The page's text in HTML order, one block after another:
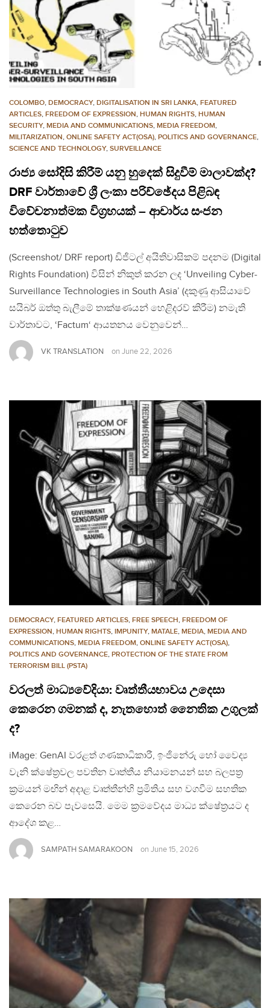
COLOMBO, DEMOCRACY, DIGITALISATION IN SRI LANKA, FEATURED
ARTICLES, FREEDOM OF EXPRESSION, HUMAN RIGHTS, HUMAN
SECURITY, MEDIA AND COMMUNICATIONS, MEDIA FREEDOM,
MILITARIZATION, ONLINE SAFETY ACT(OSA), POLITICS AND GOVERNANCE,
SCIENCE AND TECHNOLOGY, SURVEILLANCE
රාජ්‍ය සෝදිසි කිරීම් යනු හුදෙක් සිදුවීම් මාලාවක්ද?
DRF වාර්තාවේ ශ්‍රී ලංකා පරිච්ඡේදය පිළිබඳ
විවේචනාත්මක විග්‍රහයක් – ආචාර්ය සංජන
හත්තොටුව
(Screenshot/ DRF report) ඩිජිටල් අයිතිවාසිකම් පදනම (Digital
Rights Foundation) විසින් නිකුත් කරන ලද ‘Unveiling Cyber-
Surveillance Technologies in South Asia’ (දකුණු ආසියාවේ
සයිබර් ඔත්තු බැලීමේ තාක්ෂණයන් හෙළිදරව් කිරීම) නමැති
වාර්තාවට, ‘Factum‘ ආයතනය වෙනුවෙන්…
VK TRANSLATION on June 22, 2026
DEMOCRACY, FEATURED ARTICLES, FREE SPEECH, FREEDOM OF
EXPRESSION, HUMAN RIGHTS, IMPUNITY, MATALE, MEDIA, MEDIA AND
COMMUNICATIONS, MEDIA FREEDOM, ONLINE SAFETY ACT(OSA),
POLITICS AND GOVERNANCE, PROTECTION OF THE STATE FROM
TERRORISM BILL (PSTA)
වරලත් මාධ්‍යවේදියා: වෘත්තීයභාවය උදෙසා
කෙරෙන ගමනක් ද, නැතහොත් නෛතික උගුලක්
ද?
iMage: GenAI වරළත් ගණකාධිකාරී, ඉංජිනේරු හෝ වෛද්‍ය
වැනි ක්ෂේත්‍රවල පවතින වෘත්තීය නියාමනයන් සහ බලපත්‍ර
ක්‍රමයන් මඟින් අදාළ වෘත්තීන්හි ප්‍රමිතිය සහ වගවීම සහතික
කෙරෙන බව පැවසෙයි. මෙම ක්‍රමවේදය මාධ්‍ය ක්ෂේත්‍රයට ද
ආදේශ කළ…
SAMPATH SAMARAKOON on June 15, 2026